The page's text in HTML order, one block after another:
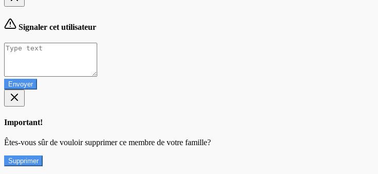
Signaler cet utilisateur
Envoyer
Important!
Êtes-vous sûr de vouloir supprimer ce membre de votre famille?
Supprimer